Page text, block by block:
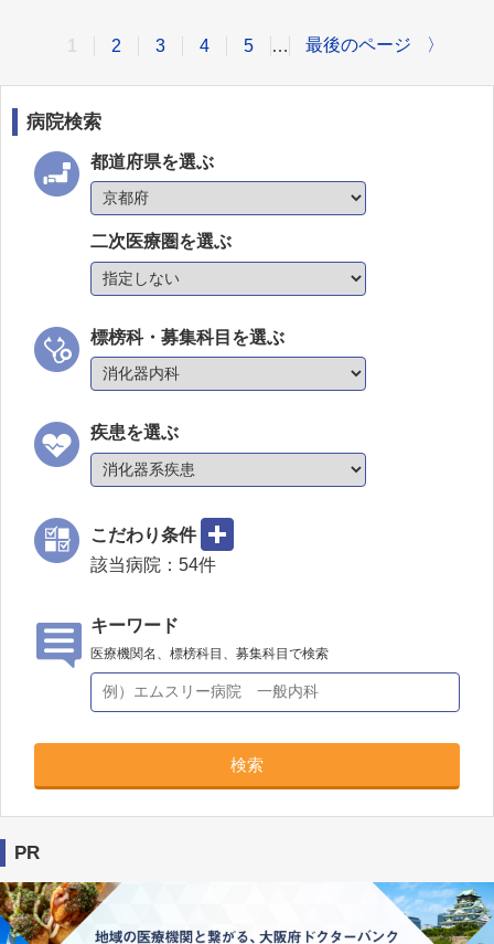
2 3 4 5 … 最後のページ 〉
病院検索
都道府県を選ぶ
二次医療圏を選ぶ
標榜科・募集科目を選ぶ
疾患を選ぶ
こだわり条件
該当病院： 54件
キーワード
医療機関名、標榜科目、募集科目で検索
検索
PR